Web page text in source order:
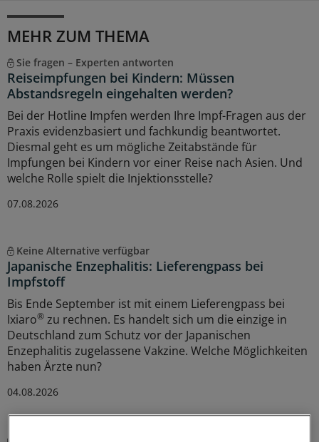
MEHR ZUM THEMA
Sie fragen – Experten antworten
Reiseimpfungen bei Kindern: Müssen
Abstandsregeln eingehalten werden?
Bei der Hotline Impfen werden Ihre Impf-Fragen aus der
Praxis evidenzbasiert und fachkundig beantwortet.
Diesmal geht es um mögliche Zeitabstände für
Impfungen bei Kindern vor einer Reise nach Asien. Und
welche Rolle spielt die Injektionsstelle?
07.08.2026
Keine Alternative verfügbar
Japanische Enzephalitis: Lieferengpass bei
Impfstoff
Bis Ende September ist mit einem Lieferengpass bei
Ixiaro® zu rechnen. Es handelt sich um die einzige in
Deutschland zum Schutz vor der Japanischen
Enzephalitis zugelassene Vakzine. Welche Möglichkeiten
haben Ärzte nun?
04.08.2026